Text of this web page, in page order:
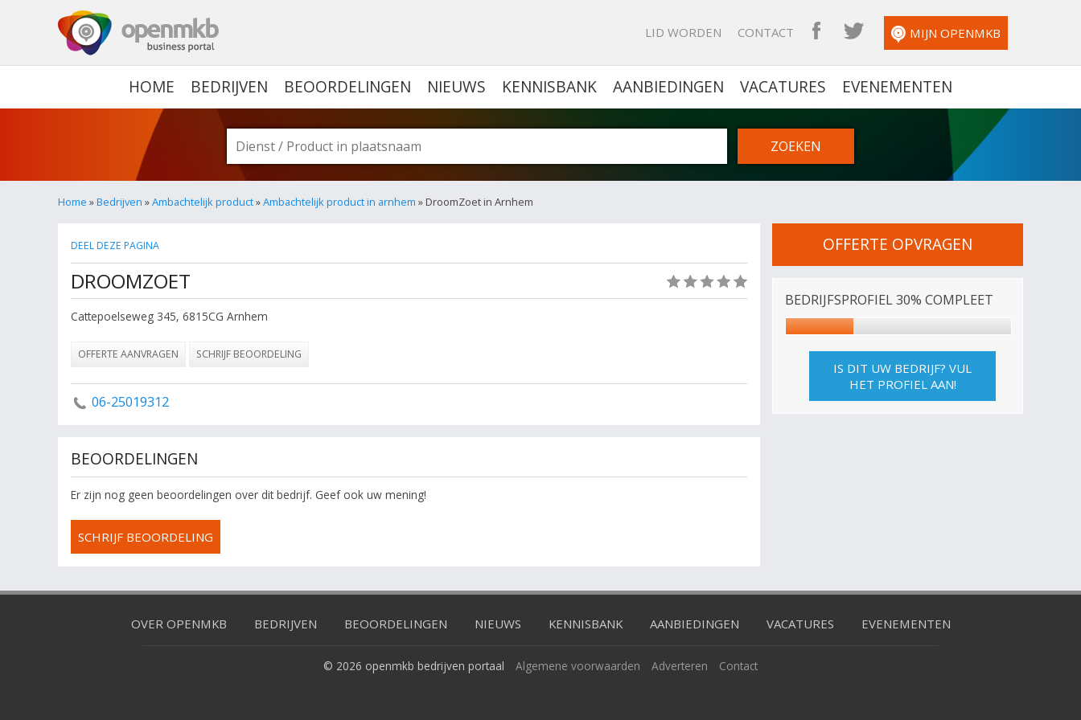
LID WORDEN CONTACT OPENMKB FACEBOOK
OPENMKB TWITTER
MIJN OPENMKB
HOME BEDRIJVEN BEOORDELINGEN NIEUWS KENNISBANK AANBIEDINGEN VACATURES EVENEMENTEN
Home »Bedrijven »Ambachtelijk product»Ambachtelijk product in arnhem » DroomZoet in Arnhem
DEEL DEZE PAGINA
DROOMZOET
Cattepoelseweg 345, 6815CG Arnhem
OFFERTE AANVRAGEN SCHRIJF BEOORDELING
06-25019312
BEOORDELINGEN
Er zijn nog geen beoordelingen over dit bedrijf. Geef ook uw mening!
SCHRIJF BEOORDELING
OFFERTE OPVRAGEN
BEDRIJFSPROFIEL 30% COMPLEET
IS DIT UW BEDRIJF? VUL
HET PROFIEL AAN!
OVER OPENMKB BEDRIJVEN BEOORDELINGEN NIEUWS KENNISBANK AANBIEDINGEN VACATURES EVENEMENTEN
© 2026 openmkb bedrijven portaal Algemene voorwaarden Adverteren Contact